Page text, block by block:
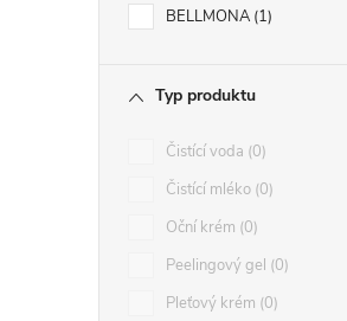
BELLMONA 1
Typ produktu
Čistící voda 0
Čistící mléko 0
Oční krém 0
Peelingový gel 0
Pleťový krém 0